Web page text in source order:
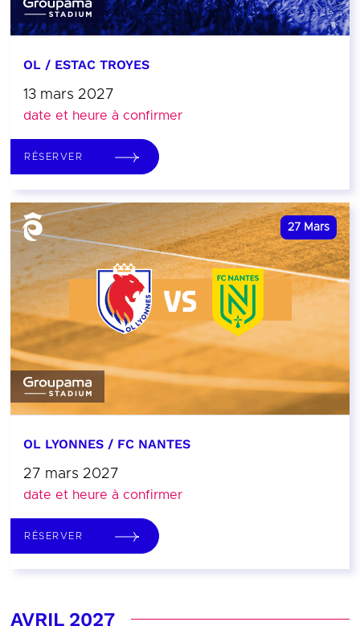
OL / ESTAC TROYES
13 mars 2027
date et heure à confirmer
RÉSERVER
27 Mars
OL LYONNES / FC NANTES
27 mars 2027
date et heure à confirmer
RÉSERVER
AVRIL 2027